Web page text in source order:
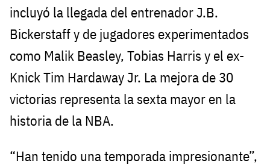
incluyó la llegada del entrenador J.B.
Bickerstaff y de jugadores experimentados
como Malik Beasley, Tobias Harris y el ex-
Knick Tim Hardaway Jr. La mejora de 30
victorias representa la sexta mayor en la
historia de la NBA.
“Han tenido una temporada impresionante”,